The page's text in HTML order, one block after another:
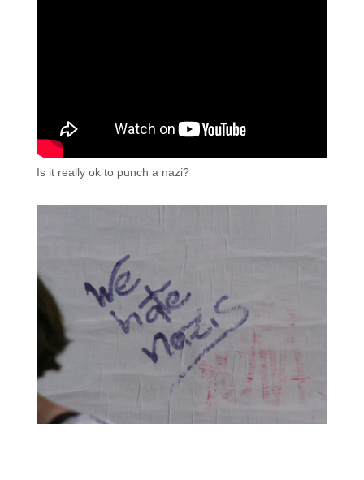
Is it really ok to punch a nazi?